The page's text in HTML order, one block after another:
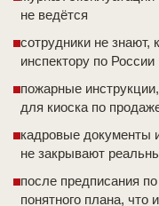
не ведётся
сотрудники не знают,
инспектору по России
пожарные
для киоска по
кадровые документы
не закрывают
после предписания
понятного плана, что